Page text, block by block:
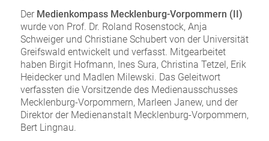
Der Medienkompass Mecklenburg-Vorpommern (II)
wurde von Prof. Dr. Roland Rosenstock, Anja
Schweiger und Christiane Schubert von der Universität
Greifswald entwickelt und verfasst. Mitgearbeitet
haben Birgit Hofmann, Ines Sura, Christina Tetzel, Erik
Heidecker und Madlen Milewski. Das Geleitwort
verfassten die Vorsitzende des Medienausschusses
Mecklenburg-Vorpommern, Marleen Janew, und der
Direktor der Medienanstalt Mecklenburg-Vorpommern,
Bert Lingnau.